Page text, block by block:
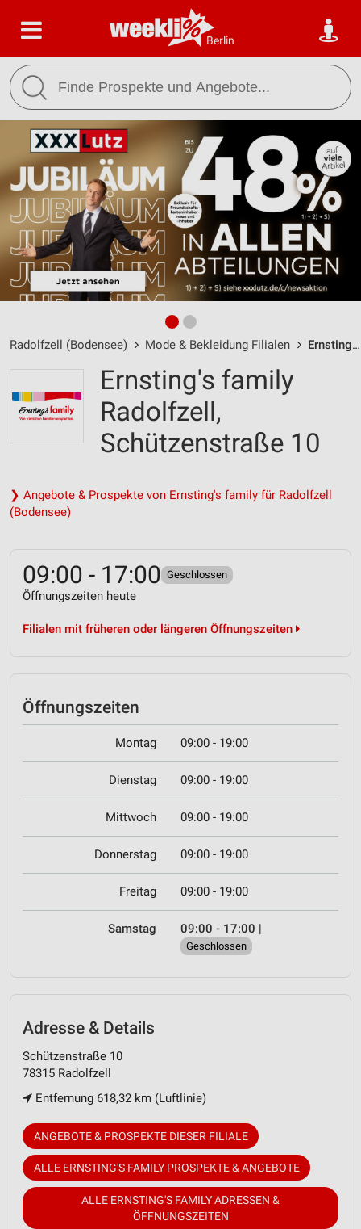
Berlin
Radolfzell (Bodensee) Mode & Bekleidung Filialen Ernsting's family Radolfzell / Schützenstraße 10 - Öffnungszeiten & Adresse
Ernsting's family
Radolfzell,
Schützenstraße 10
❯ Angebote & Prospekte von Ernsting's family für Radolfzell
(Bodensee)
09:00 - 17:00 Geschlossen
Öffnungszeiten heute
Filialen mit früheren oder längeren Öffnungszeiten
Öffnungszeiten
Montag 09:00 - 19:00
Dienstag 09:00 - 19:00
Mittwoch 09:00 - 19:00
Donnerstag 09:00 - 19:00
Freitag 09:00 - 19:00
Samstag 09:00 - 17:00 |
Geschlossen
Adresse & Details
Schützenstraße 10
78315 Radolfzell
Entfernung 618,32 km (Luftlinie)
ANGEBOTE & PROSPEKTE DIESER FILIALE
ALLE ERNSTING'S FAMILY PROSPEKTE & ANGEBOTE
ALLE ERNSTING'S FAMILY ADRESSEN &
ÖFFNUNGSZEITEN